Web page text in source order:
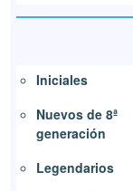
Iniciales
Nuevos de 8ª
generación
Legendarios